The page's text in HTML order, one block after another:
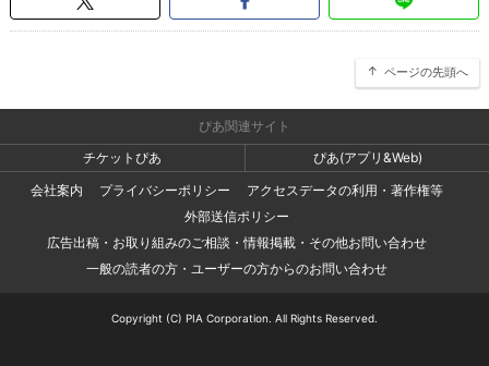
ページの先頭へ
ぴあ関連サイト
チケットぴあ
ぴあ(アプリ&Web)
会社案内
プライバシーポリシー
アクセスデータの利用・著作権等
外部送信ポリシー
広告出稿・お取り組みのご相談・情報掲載・その他お問い合わせ
一般の読者の方・ユーザーの方からのお問い合わせ
Copyright (C) PIA Corporation. All Rights Reserved.